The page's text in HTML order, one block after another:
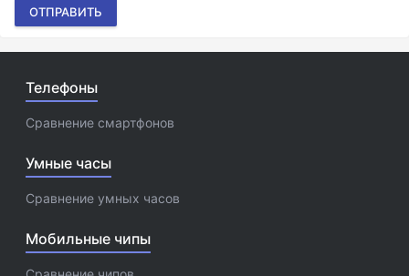
ОТПРАВИТЬ
Телефоны
Сравнение смартфонов
Умные часы
Сравнение умных часов
Мобильные чипы